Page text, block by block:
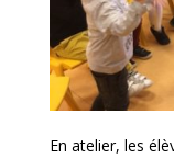
En atelier, les